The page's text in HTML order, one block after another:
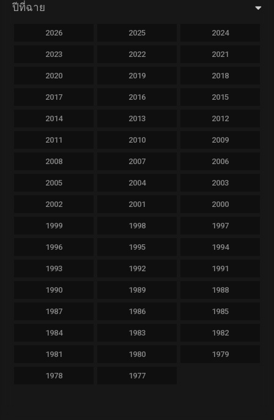
ปีที่ฉาย
2026 2025 2024
2023 2022 2021
2020 2019 2018
2017 2016 2015
2014 2013 2012
2011 2010 2009
2008 2007 2006
2005 2004 2003
2002 2001 2000
1999 1998 1997
1996 1995 1994
1993 1992 1991
1990 1989 1988
1987 1986 1985
1984 1983 1982
1981 1980 1979
1978 1977